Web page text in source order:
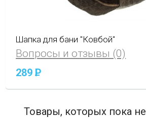
Шапка для бани "Ковбой"
Вопросы и отзывы (0)
289P
Товары, которых пока